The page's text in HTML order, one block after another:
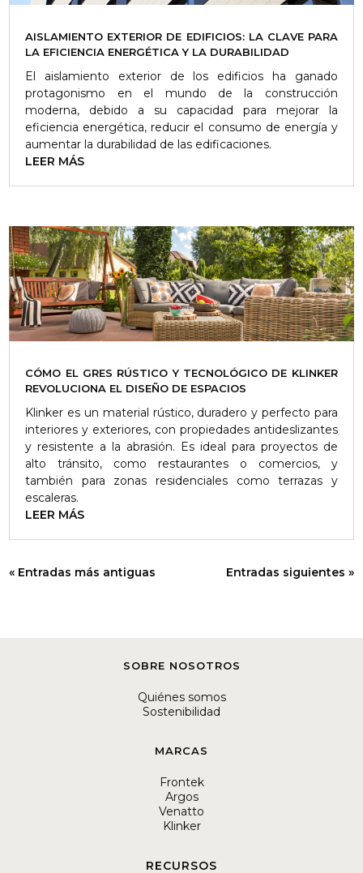
AISLAMIENTO EXTERIOR DE EDIFICIOS: LA CLAVE PARA
LA EFICIENCIA ENERGÉTICA Y LA DURABILIDAD
El aislamiento exterior de los edificios ha ganado
protagonismo en el mundo de la construcción
moderna, debido a su capacidad para mejorar la
eficiencia energética, reducir el consumo de energía y
aumentar la durabilidad de las edificaciones.
LEER MÁS
CÓMO EL GRES RÚSTICO Y TECNOLÓGICO DE KLINKER
REVOLUCIONA EL DISEÑO DE ESPACIOS
Klinker es un material rústico, duradero y perfecto para
interiores y exteriores, con propiedades antideslizantes
y resistente a la abrasión. Es ideal para proyectos de
alto tránsito, como restaurantes o comercios, y
también para zonas residenciales como terrazas y
escaleras.
LEER MÁS
« Entradas más antiguas Entradas siguientes »
SOBRE NOSOTROS
Quiénes somos
Sostenibilidad
MARCAS
Frontek
Argos
Venatto
Klinker
RECURSOS